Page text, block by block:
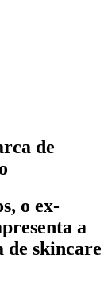
de
o ex-
a
de skincare